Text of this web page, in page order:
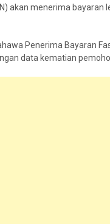
akan menerima
Penerima Bayaran
data kematian